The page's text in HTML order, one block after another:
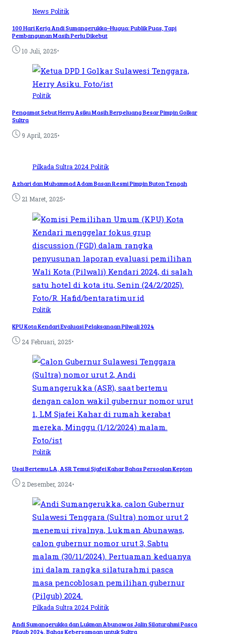
News Politik
100 Hari Kerja Andi Sumangerukka–Hugua: Publik Puas, Tapi
Pembangunan Masih Perlu Dikebut
10 Juli, 2025•
Politik
Pengamat Sebut Herry Asiku Masih Berpeluang Besar Pimpin Golkar
Sultra
9 April, 2025•
Pilkada Sultra 2024Politik
Azhari dan Muhammad Adam Basan Resmi Pimpin Buton Tengah
21 Maret, 2025•
Politik
KPU Kota Kendari Evaluasi Pelaksanaan Pilwali 2024
24 Februari, 2025•
Politik
Usai Bertemu LA, ASR Temui Sjafei Kahar Bahas Persoalan Kepton
2 Desember, 2024•
Pilkada Sultra 2024Politik
Andi Sumangerukka dan Lukman Abunawas Jalin Silaturahmi Pasca
Pilgub 2024, Bahas Kebersamaan untuk Sultra